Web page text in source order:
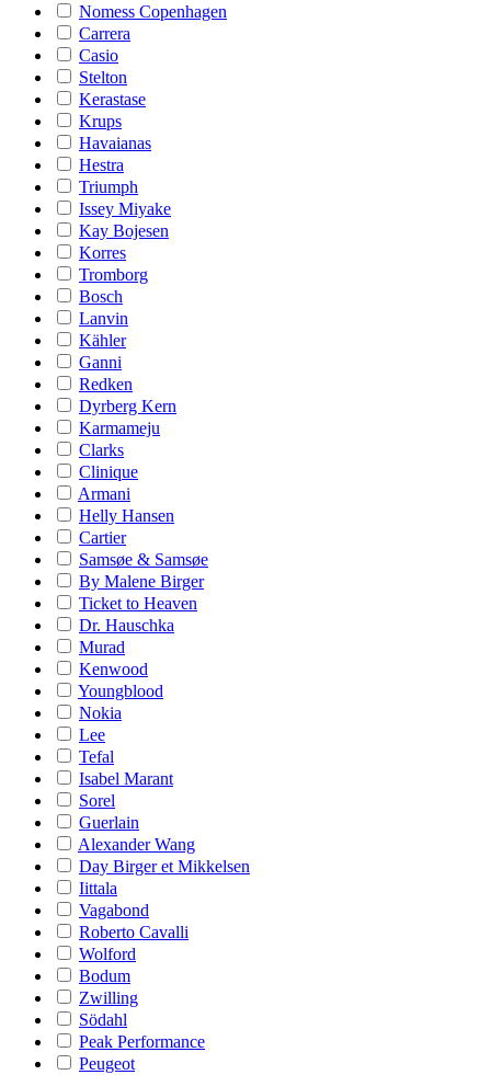
Nomess Copenhagen
Carrera
Casio
Stelton
Kerastase
Krups
Havaianas
Hestra
Triumph
Issey Miyake
Kay Bojesen
Korres
Tromborg
Bosch
Lanvin
Kähler
Ganni
Redken
Dyrberg Kern
Karmameju
Clarks
Clinique
Armani
Helly Hansen
Cartier
Samsøe & Samsøe
By Malene Birger
Ticket to Heaven
Dr. Hauschka
Murad
Kenwood
Youngblood
Nokia
Lee
Tefal
Isabel Marant
Sorel
Guerlain
Alexander Wang
Day Birger et Mikkelsen
Iittala
Vagabond
Roberto Cavalli
Wolford
Bodum
Zwilling
Södahl
Peak Performance
Peugeot